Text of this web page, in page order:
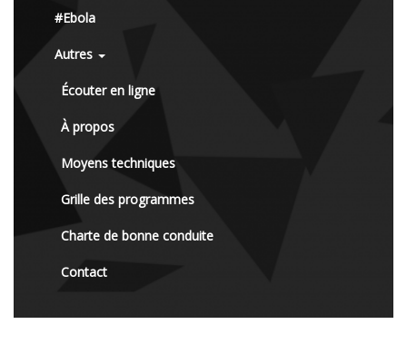
#Ebola
Autres
Écouter en ligne
À propos
Moyens techniques
Grille des programmes
Charte de bonne conduite
Contact